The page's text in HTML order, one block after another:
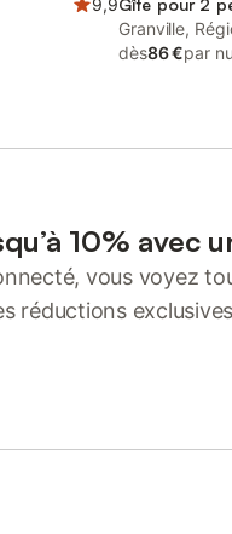
9,9Gîte pour 2
Granville,
dès86 €par
10% avec
vous voyez
réductions